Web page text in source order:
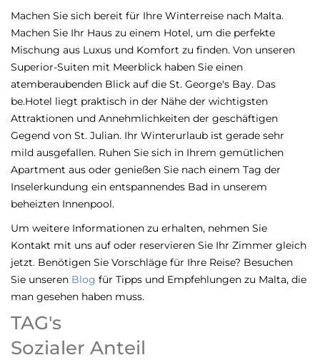
Machen Sie sich bereit für Ihre Winterreise nach Malta.
Machen Sie Ihr Haus zu einem Hotel, um die perfekte
Mischung aus Luxus und Komfort zu finden. Von unseren
Superior-Suiten mit Meerblick haben Sie einen
atemberaubenden Blick auf die St. George's Bay. Das
be.Hotel liegt praktisch in der Nähe der wichtigsten
Attraktionen und Annehmlichkeiten der geschäftigen
Gegend von St. Julian. Ihr Winterurlaub ist gerade sehr
mild ausgefallen. Ruhen Sie sich in Ihrem gemütlichen
Apartment aus oder genießen Sie nach einem Tag der
Inselerkundung ein entspannendes Bad in unserem
beheizten Innenpool.
Um weitere Informationen zu erhalten, nehmen Sie
Kontakt mit uns auf oder reservieren Sie Ihr Zimmer gleich
jetzt. Benötigen Sie Vorschläge für Ihre Reise? Besuchen
Sie unseren Blog für Tipps und Empfehlungen zu Malta, die
man gesehen haben muss.
TAG's
Sozialer Anteil